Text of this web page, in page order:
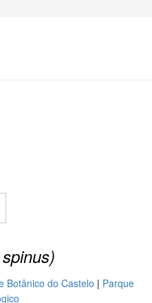
Botânico do Castelo | Parque